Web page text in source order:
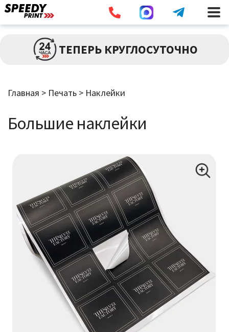
ПЕЧАТЬ
Визитки
Дипломы / Сертификаты
Презентации
Буклеты / Лифлеты
ТЕПЕРЬ КРУГЛОСУТОЧНО
Главная > Печать > Наклейки
Большие наклейки